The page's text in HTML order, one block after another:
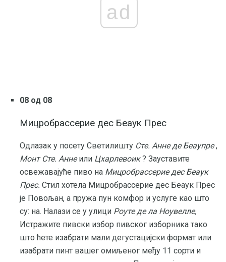
ad
08 од 08
Мицробрассерие дес Беаук Прес
Одлазак у посету Светилишту Сте. Анне де Беаупре,
Монт Сте. Аннеили Цхарлевоик? Зауставите
освежавајуће пиво на Мицробрассерие дес Беаук
Прес. Стил хотела Мицробрассерие дес Беаук Прес
је Повољан, а пружа пун комфор и услуге као што
су: на. Налази се у улици Роуте де ла Ноувелле,
Истражите пивски избор пивског изборника тако
што ћете изабрати мали дегустацијски формат или
изабрати пинт вашег омиљеног међу 11 сорти и